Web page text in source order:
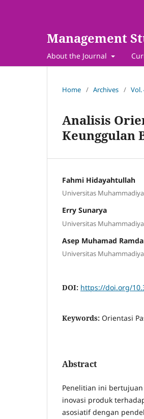
Management
About the Journal
Home / Archives / Vol.
Analisis
Keunggulan
Fahmi Hidayahtullah
Universitas
Erry Sunarya
Universitas
Asep Muhamad
Universitas
DOI: https://doi.org/
Keywords: Orientasi
Abstract
Penelitian ini
inovasi produk
asosiatif dengan